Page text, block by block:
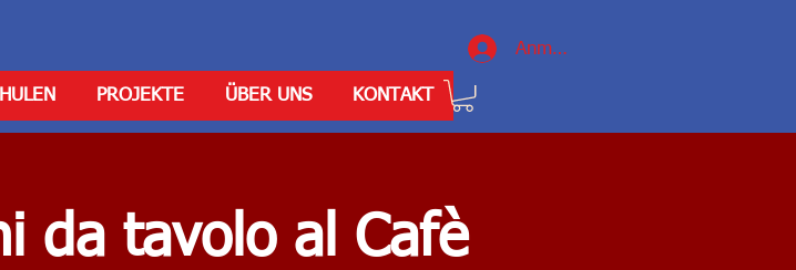
Anmelden
PROJEKTE ÜBER UNS KONTAKT
da tavolo al Cafè